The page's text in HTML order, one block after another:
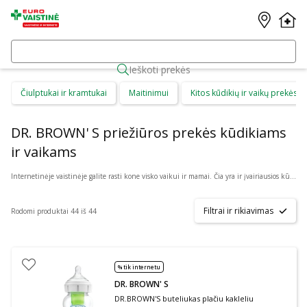
Ieškoti prekės
Čiulptukai ir kramtukai Maitinimui Kitos kūdikių ir vaikų prekės
DR. BROWN' S priežiūros prekės kūdikiams
ir vaikams
Internetinėje vaistinėje galite rasti kone visko vaikui ir mamai. Čia yra ir įvairiausios kūdikių prekės, kurios tinka patiems mažiausiems. Rinkitės iš: valymo šepetėlių, sterilizavimo maišelių, kramtukų, čiulptukų, žindukų, gertuvių ar buteliukų, maišelių mamos pienui, seilinukų bei daugybės kitų prekių. Tarp jų yra tiek berniukams, tiek mergaitėms tinkamų priemonių bei reikmenų, įvairios ekologiškos bei itin saugios, nekenksmingos prekės. Kataloge yra: Akuku, Avent, Baboo, Babyono, Canpol, Dr. Brown‘s, Philips ir daug kitų prekės ženklų.
Rodomi produktai 44 iš 44 Filtrai ir rikiavimas
% tik internetu
DR. BROWN' S
DR.BROWN'S buteliukas plačiu kakleliu